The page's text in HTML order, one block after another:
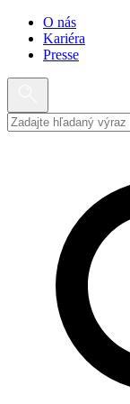
O nás
Kariéra
Presse